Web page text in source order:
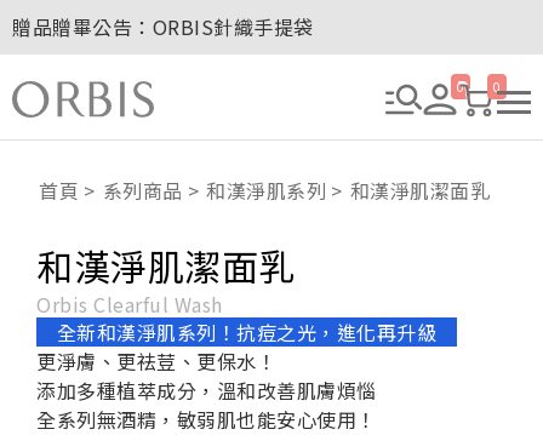
贈品贈畢公告：ORBIS針織手提袋
玉山卡友獨享優惠！2026年刷卡滿額送百元購物金！
2027年清新會員募集開跑！
8/1~8/8．紅利點數8倍送！
贈品贈畢公告：ORBIS大理石紋午茶杯
0 0
首頁 系列商品 和漢淨肌系列 和漢淨肌潔面乳
和漢淨肌潔面乳
Orbis Clearful Wash
全新和漢淨肌系列！抗痘之光，進化再升級
更淨膚、更祛荳、更保水！
添加多種植萃成分，溫和改善肌膚煩惱
全系列無酒精，敏弱肌也能安心使用！